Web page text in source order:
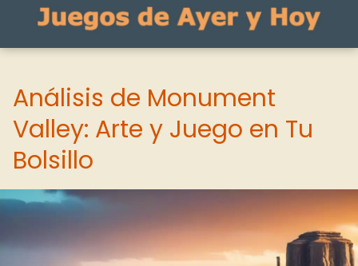
Análisis de Monument
Valley: Arte y Juego en Tu
Bolsillo